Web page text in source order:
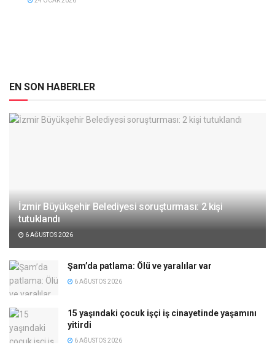
EN SON HABERLER
İzmir Büyükşehir Belediyesi soruşturması: 2 kişi
tutuklandı
6 AĞUSTOS 2026
Şam’da patlama: Ölü ve yaralılar var
6 AĞUSTOS 2026
15 yaşındaki çocuk işçi iş cinayetinde yaşamını
yitirdi
6 AĞUSTOS 2026